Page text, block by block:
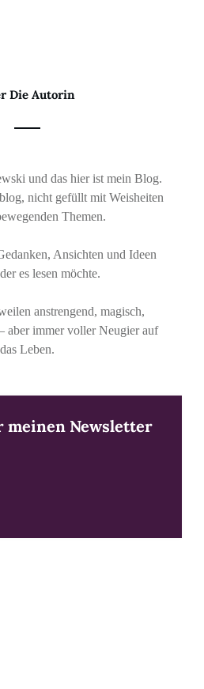
Die Autorin
und das hier ist mein Blog.
nicht gefüllt mit Weisheiten
Themen.
Ansichten und Ideen
es lesen möchte.
anstrengend, magisch,
aber immer voller Neugier auf
das Leben.
meinen Newsletter